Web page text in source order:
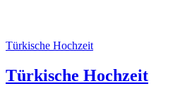
Türkische Hochzeit
Türkische Hochzeit